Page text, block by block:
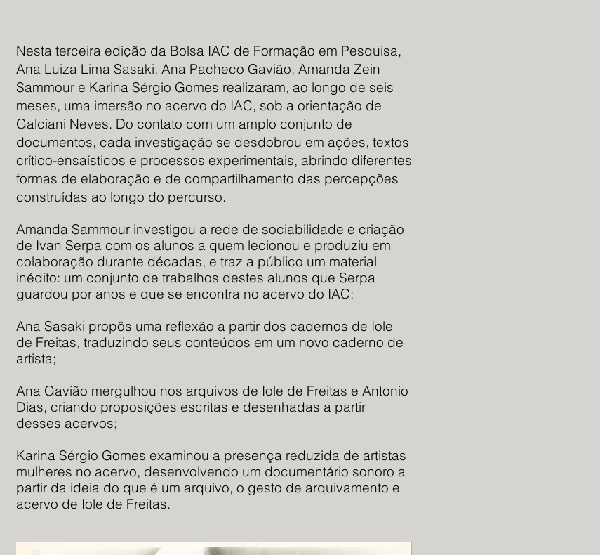
Nesta terceira edição da Bolsa IAC de Formação em Pesquisa,
Ana Luiza Lima Sasaki, Ana Pacheco Gavião, Amanda Zein
Sammour e Karina Sérgio Gomes realizaram, ao longo de seis
meses, uma imersão no acervo do IAC, sob a orientação de
Galciani Neves. Do contato com um amplo conjunto de
documentos, cada investigação se desdobrou em ações, textos
crítico-ensaísticos e processos experimentais, abrindo diferentes
formas de elaboração e de compartilhamento das percepções
construídas ao longo do percurso.
Amanda Sammour investigou a rede de sociabilidade e criação
de Ivan Serpa com os alunos a quem lecionou e produziu em
colaboração durante décadas, e traz a público um material
inédito: um conjunto de trabalhos destes alunos que Serpa
guardou por anos e que se encontra no acervo do IAC;
Ana Sasaki propôs uma reflexão a partir dos cadernos de Iole
de Freitas, traduzindo seus conteúdos em um novo caderno de
artista;
Ana Gavião mergulhou nos arquivos de Iole de Freitas e Antonio
Dias, criando proposições escritas e desenhadas a partir
desses acervos;
Karina Sérgio Gomes examinou a presença reduzida de artistas
mulheres no acervo, desenvolvendo um documentário sonoro a
partir da ideia do que é um arquivo, o gesto de arquivamento e
acervo de Iole de Freitas.